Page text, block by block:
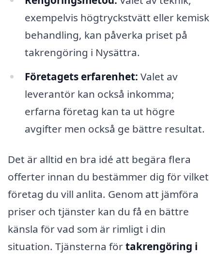
exempelvis högtryckstvätt eller kemisk
behandling, kan påverka priset på
takrengöring i Nysättra.
Företagets erfarenhet: Valet av
leverantör kan också inkomma;
erfarna företag kan ta ut högre
avgifter men också ge bättre resultat.
Det är alltid en bra idé att begära flera
offerter innan du bestämmer dig för vilket
företag du vill anlita. Genom att jämföra
priser och tjänster kan du få en bättre
känsla för vad som är rimligt i din
situation. Tjänsterna förtakrengöring i